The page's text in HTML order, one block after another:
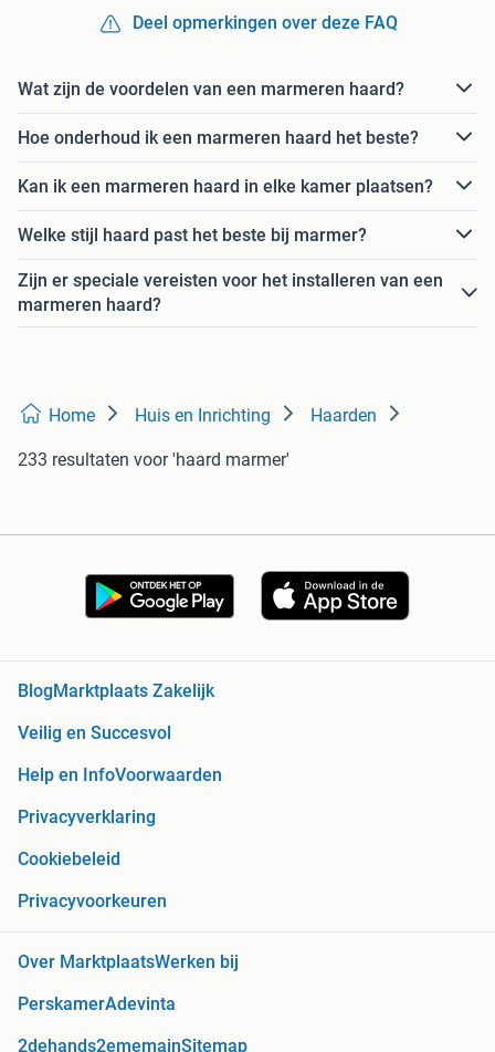
Deel opmerkingen over deze FAQ
Wat zijn de voordelen van een marmeren haard?
Hoe onderhoud ik een marmeren haard het beste?
Kan ik een marmeren haard in elke kamer plaatsen?
Welke stijl haard past het beste bij marmer?
Zijn er speciale vereisten voor het installeren van een
marmeren haard?
Home Huis en Inrichting Haarden
233 resultaten voor 'haard marmer'
Blog Marktplaats Zakelijk
Veilig en Succesvol
Help en InfoVoorwaarden
Privacyverklaring
Cookiebeleid
Privacyvoorkeuren
Over MarktplaatsWerken bij
PerskamerAdevinta
2dehands2ememainSitemap